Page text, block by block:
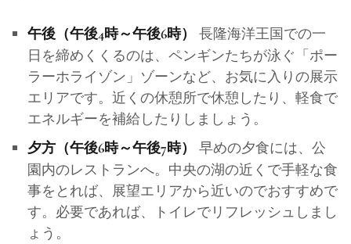
午後（午後4時～午後6時）
長隆海洋王国での一
日を締めくくるのは、ペンギンたちが泳ぐ「ポー
ラーホライゾン」ゾーンなど、お気に入りの展示
エリアです。近くの休憩所で休憩したり、軽食で
エネルギーを補給したりしましょう。
夕方（午後6時～午後7時）
早めの夕食には、公
園内のレストランへ。中央の湖の近くで手軽な食
事をとれば、展望エリアから近いのでおすすめで
す。必要であれば、トイレでリフレッシュしまし
ょう。